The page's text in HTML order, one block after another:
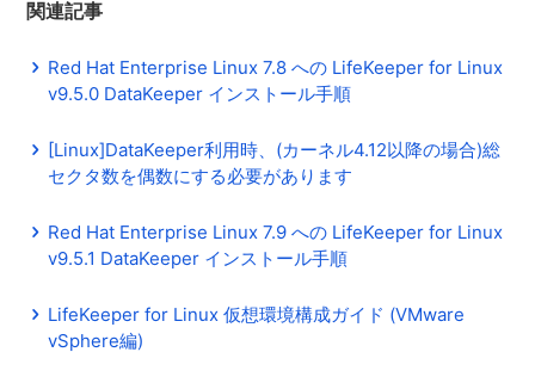
関連記事
Red Hat Enterprise Linux 7.8 への LifeKeeper for Linux
v9.5.0 DataKeeper インストール手順
[Linux]DataKeeper利用時、(カーネル4.12以降の場合)総
セクタ数を偶数にする必要があります
Red Hat Enterprise Linux 7.9 への LifeKeeper for Linux
v9.5.1 DataKeeper インストール手順
LifeKeeper for Linux 仮想環境構成ガイド (VMware
vSphere編)